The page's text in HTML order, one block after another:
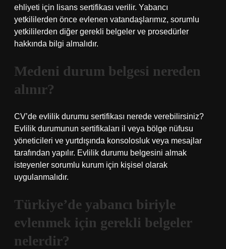
ehliyeti için lisans sertifikası verilir. Yabancı
yetkililerden önce evlenen vatandaşlarımız, sorumlu
yetkililerden diğer gerekli belgeler ve prosedürler
hakkında bilgi almalıdır.
Medeni durum belgesi nereden
alınır?
CV’de evlilik durumu sertifikası nerede verebilirsiniz?
Evlilik durumunun sertifikaları il veya bölge nüfusu
yöneticileri ve yurtdışında konsolosluk veya mesajlar
tarafından yapılır. Evlilik durumu belgesini almak
isteyenler sorumlu kurum için kişisel olarak
uygulanmalıdır.
Türkiye’de yabancı biriyle
evlenmek için gerekli belgeler
nelerdir?